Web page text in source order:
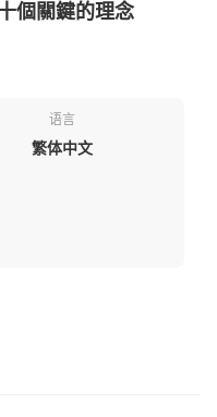
個關鍵的理念
语言
繁体中文